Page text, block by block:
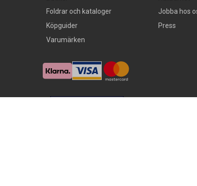
Foldrar och kataloger
Köpguider
Varumärken
Jobba hos
Press